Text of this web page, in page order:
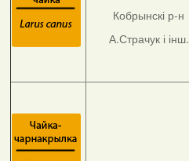
Кобрынскі р-н
А.Страчук і інш.